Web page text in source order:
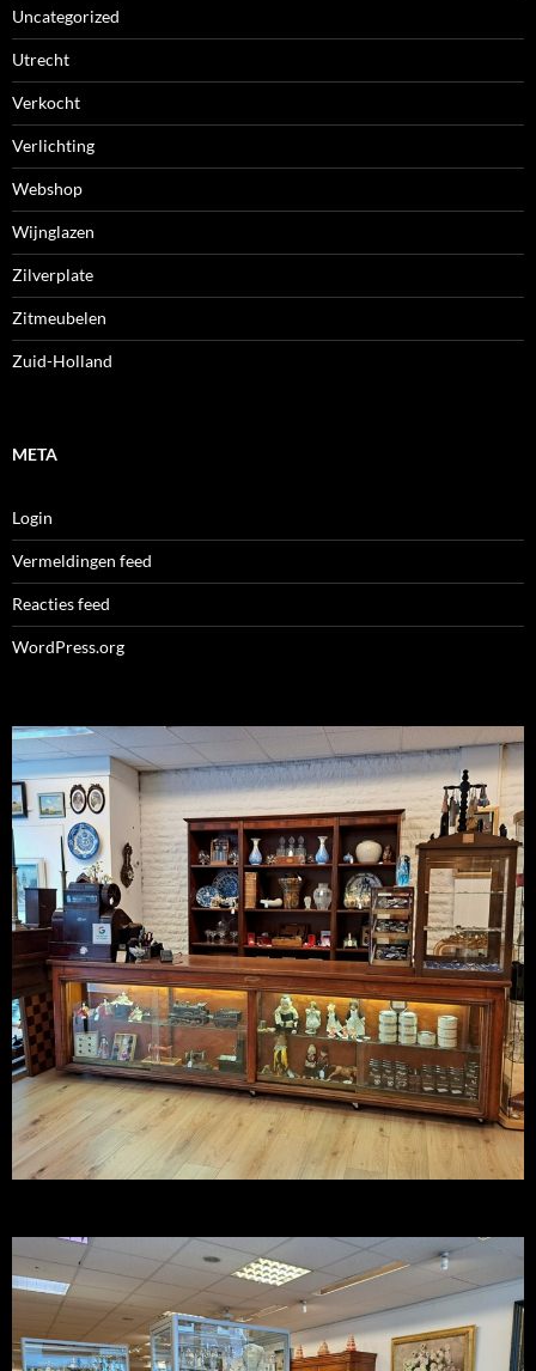
Uncategorized
Utrecht
Verkocht
Verlichting
Webshop
Wijnglazen
Zilverplate
Zitmeubelen
Zuid-Holland
META
Login
Vermeldingen feed
Reacties feed
WordPress.org